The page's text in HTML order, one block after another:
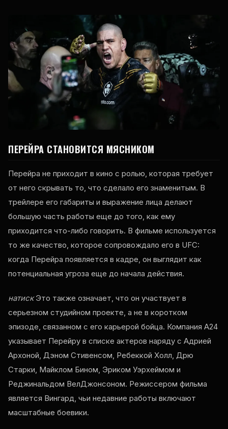
ПЕРЕЙРА СТАНОВИТСЯ МЯСНИКОМ
Перейра не приходит в кино с ролью, которая требует
от него скрывать то, что сделало его знаменитым. В
трейлере его габариты и выражение лица делают
большую часть работы еще до того, как ему
приходится что-либо говорить. В фильме используется
то же качество, которое сопровождало его в UFC:
когда Перейра появляется в кадре, он выглядит как
потенциальная угроза еще до начала действия.
натискЭто также означает, что он участвует в
серьезном студийном проекте, а не в коротком
эпизоде, связанном с его карьерой бойца. Компания A24
указывает Перейру в списке актеров наряду с Адрией
Архоной, Дэном Стивенсом, Ребеккой Холл, Дрю
Старки, Майклом Бином, Эриком Уэрхеймом и
Реджинальдом ВелДжонсоном. Режиссером фильма
является Вингард, чьи недавние работы включают
масштабные боевики.